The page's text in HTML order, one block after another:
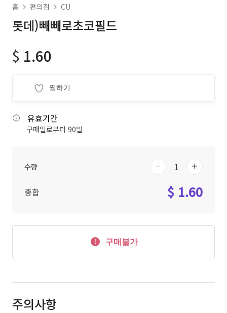
홈 편의점 CU
롯데)빼빼로초코필드
$ 1.60
찜하기
유효기간
구매일로부터 90일
수량
총합 $ 1.60
구매불가
주의사항